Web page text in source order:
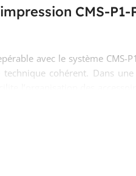
CMS-
avec le système CMS-
cohérent. Dans
repérage de